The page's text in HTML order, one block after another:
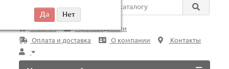
Везде
Главная
Производители
Оплата и доставка
О компании Контакты